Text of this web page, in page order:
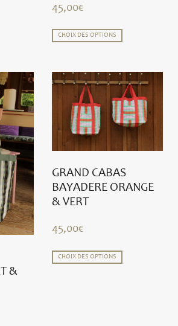
45,00€
CHOIX DES OPTIONS
&
GRAND CABAS
BAYADERE ORANGE
& VERT
45,00€
CHOIX DES OPTIONS